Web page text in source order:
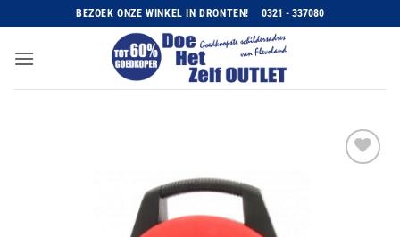
naar
inhoud
BEZOEK ONZE WINKEL IN DRONTEN! 0321 - 337080